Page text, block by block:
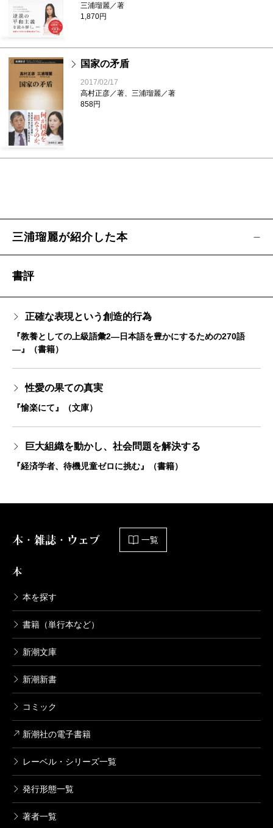
三浦瑠麗／著
1,870円
国家の矛盾
2017/02/17
高村正彦／著、三浦瑠麗／著
858円
三浦瑠麗が紹介した本
書評
正確な表現という創造的行為
『教養としての上級語彙2―日本語を豊かにするための270語
―』（書籍）
性愛の果ての真実
『愉楽にて』（文庫）
巨大組織を動かし、社会問題を解決する
『経済学者、待機児童ゼロに挑む』（書籍）
本・雑誌・ウェブ 一覧
本
本を探す
書籍（単行本など）
新潮文庫
新潮新書
コミック
新潮社の電子書籍
レーベル・シリーズ一覧
発行形態一覧
著者一覧